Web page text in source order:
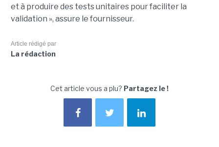
et à produire des tests unitaires pour faciliter la
validation », assure le fournisseur.
Article rédigé par
La rédaction
Cet article vous a plu? Partagez le !